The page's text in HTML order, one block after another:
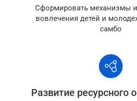
Сформировать механизмы
вовлечения детей и
самбо
Развитие ресурсного